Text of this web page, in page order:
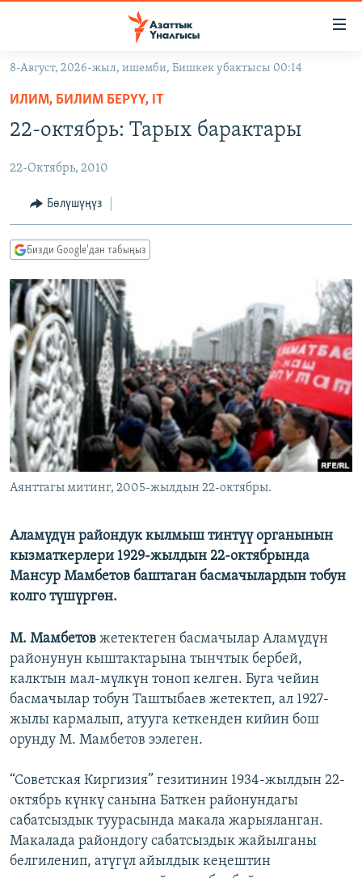
Навигацияга
өтүңүз
салыңыз
КЫРГЫЗСТАН
САЯСАТ
ЭКОНОМИКА
ДҮЙНӨ
БОРБОР АЗИЯ
УКРАИНА
АТАЙЫН ИЛИКТӨӨ
БҮГҮН АЗАТТЫКТА
ЭКСПЕРТТЕР ТАЛДАЙТ
БИЗ ЖАНА ДҮЙНӨ
ДАНИСТЕ
ЭЖЕ-СИҢДИЛЕР
АЗАТТЫК+
ЫҢГАЙСЫЗ СУРООЛОР
ПОДКАСТ
ӨЗГӨЧӨ ПИКИР
Русский
ОНЛАЙН ШЕРИНЕ
ЭЕ/АРнун бардык сайттары
8-Август, 2026-жыл, ишемби, Бишкек убактысы 00:14
ИЛИМ, БИЛИМ БЕРҮҮ, IT
22-октябрь: Тарых барактары
22-Октябрь, 2010
Бөлүшүңүз
Бизди Google'дан табыңыз
Аянттагы митинг, 2005-жылдын 22-октябры.
Аламүдүн райондук кылмыш тинтүү органынын
кызматкерлери 1929-жылдын 22-октябрында
Мансур Мамбетов баштаган басмачылардын тобун
колго түшүргөн.
М. Мамбетов жетектеген басмачылар Аламүдүн
районунун кыштактарына тынчтык бербей,
калктын мал-мүлкүн тоноп келген. Буга чейин
басмачылар тобун Таштыбаев жетектеп, ал 1927-
жылы кармалып, атууга кеткенден кийин бош
орунду М. Мамбетов ээлеген.
“Советская Киргизия” гезитинин 1934-жылдын 22-
октябрь күнкү санына Баткен районундагы
сабатсыздык туурасында макала жарыяланган.
Макалада райондогу сабатсыздык жайылганы
белгиленип, атүгүл айылдык кеңештин